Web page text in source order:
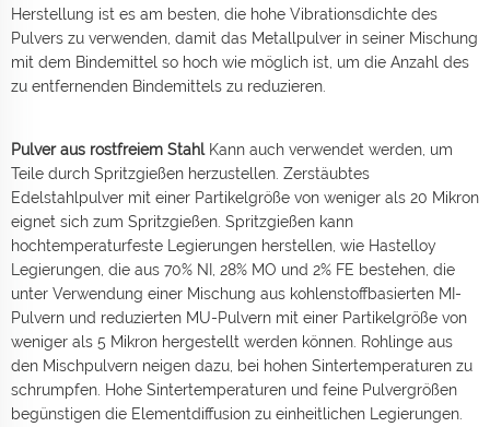
Herstellung ist es am besten, die hohe Vibrationsdichte des
Pulvers zu verwenden, damit das Metallpulver in seiner Mischung
mit dem Bindemittel so hoch wie möglich ist, um die Anzahl des
zu entfernenden Bindemittels zu reduzieren.
Pulver aus rostfreiem Stahl Kann auch verwendet werden, um
Teile durch Spritzgießen herzustellen. Zerstäubtes
Edelstahlpulver mit einer Partikelgröße von weniger als 20 Mikron
eignet sich zum Spritzgießen. Spritzgießen kann
hochtemperaturfeste Legierungen herstellen, wie Hastelloy
Legierungen, die aus 70% NI, 28% MO und 2% FE bestehen, die
unter Verwendung einer Mischung aus kohlenstoffbasierten MI-
Pulvern und reduzierten MU-Pulvern mit einer Partikelgröße von
weniger als 5 Mikron hergestellt werden können. Rohlinge aus
den Mischpulvern neigen dazu, bei hohen Sintertemperaturen zu
schrumpfen. Hohe Sintertemperaturen und feine Pulvergrößen
begünstigen die Elementdiffusion zu einheitlichen Legierungen.